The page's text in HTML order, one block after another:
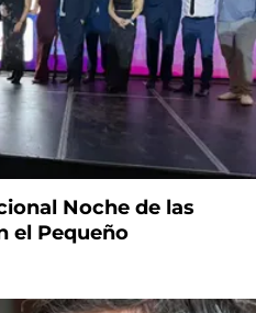
Noche de las
el Pequeño